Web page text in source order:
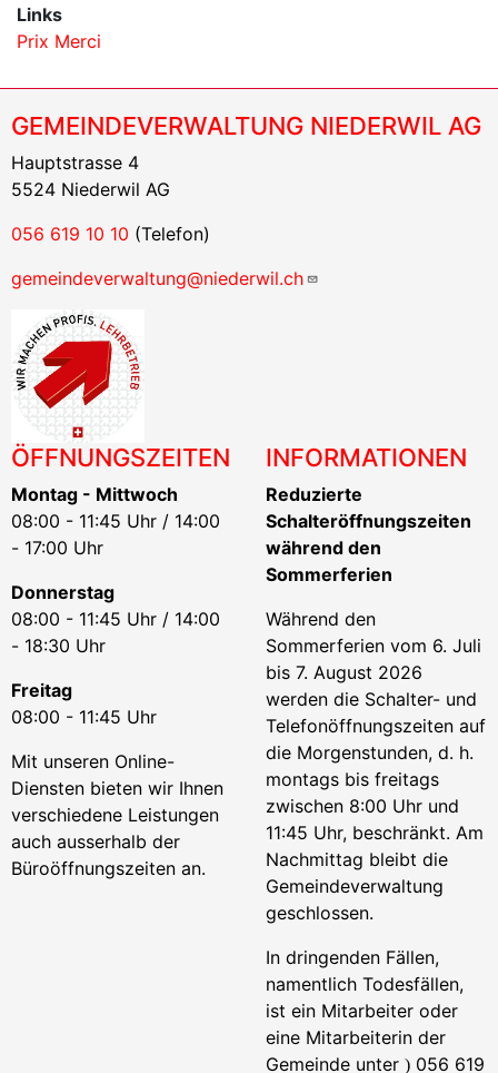
Links
Prix Merci
GEMEINDEVERWALTUNG NIEDERWIL AG
Hauptstrasse 4
5524 Niederwil AG
056 619 10 10 (Telefon)
gemeindeverwaltung@niederwil.ch
ÖFFNUNGSZEITEN
Montag - Mittwoch
08:00 - 11:45 Uhr / 14:00
- 17:00 Uhr
Donnerstag
08:00 - 11:45 Uhr / 14:00
- 18:30 Uhr
Freitag
08:00 - 11:45 Uhr
Mit unseren Online-
Diensten bieten wir Ihnen
verschiedene Leistungen
auch ausserhalb der
Büroöffnungszeiten an.
INFORMATIONEN
Reduzierte
Schalteröffnungszeiten
während den
Sommerferien
Während den
Sommerferien vom 6. Juli
bis 7. August 2026
werden die Schalter- und
Telefonöffnungszeiten auf
die Morgenstunden, d. h.
montags bis freitags
zwischen 8:00 Uhr und
11:45 Uhr, beschränkt. Am
Nachmittag bleibt die
Gemeindeverwaltung
geschlossen.
In dringenden Fällen,
namentlich Todesfällen,
ist ein Mitarbeiter oder
eine Mitarbeiterin der
Gemeinde unter ) 056 619